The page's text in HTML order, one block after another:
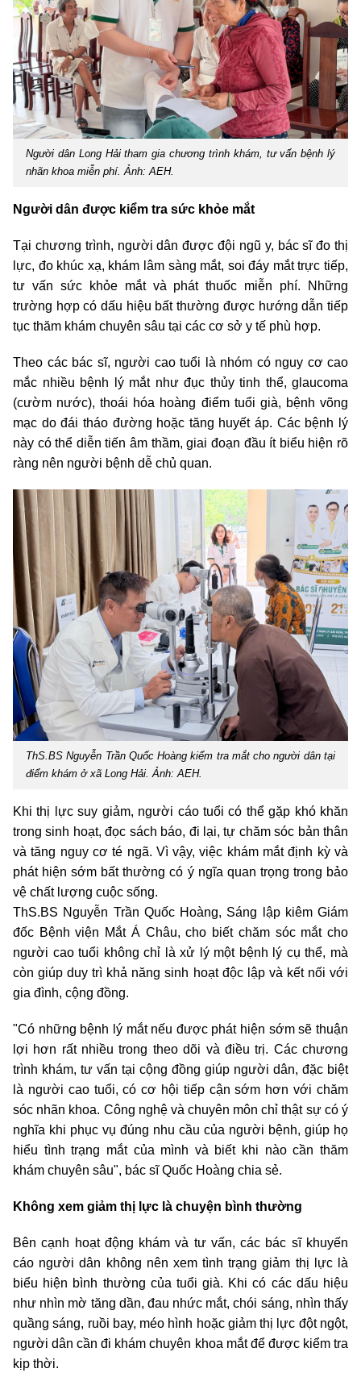
Người dân Long Hải tham gia chương trình khám, tư vấn bệnh lý
nhãn khoa miễn phí. Ảnh: AEH.
Người dân được kiểm tra sức khỏe mắt
Tại chương trình, người dân được đội ngũ y, bác sĩ đo thị
lực, đo khúc xạ, khám lâm sàng mắt, soi đáy mắt trực tiếp,
tư vấn sức khỏe mắt và phát thuốc miễn phí. Những
trường hợp có dấu hiệu bất thường được hướng dẫn tiếp
tục thăm khám chuyên sâu tại các cơ sở y tế phù hợp.
Theo các bác sĩ, người cao tuổi là nhóm có nguy cơ cao
mắc nhiều bệnh lý mắt như đục thủy tinh thể, glaucoma
(cườm nước), thoái hóa hoàng điểm tuổi già, bệnh võng
mạc do đái tháo đường hoặc tăng huyết áp. Các bệnh lý
này có thể diễn tiến âm thầm, giai đoạn đầu ít biểu hiện rõ
ràng nên người bệnh dễ chủ quan.
ThS.BS Nguyễn Trần Quốc Hoàng kiểm tra mắt cho người dân tại
điểm khám ở xã Long Hải. Ảnh: AEH.
Khi thị lực suy giảm, người cáo tuổi có thể gặp khó khăn
trong sinh hoạt, đọc sách báo, đi lại, tự chăm sóc bản thân
và tăng nguy cơ té ngã. Vì vậy, việc khám mắt định kỳ và
phát hiện sớm bất thường có ý ngĩa quan trọng trong bảo
vệ chất lượng cuộc sống.
ThS.BS Nguyễn Trần Quốc Hoàng, Sáng lập kiêm Giám
đốc Bệnh viện Mắt Á Châu, cho biết chăm sóc mắt cho
người cao tuổi không chỉ là xử lý một bệnh lý cụ thể, mà
còn giúp duy trì khả năng sinh hoạt độc lập và kết nối với
gia đình, cộng đồng.
"Có những bệnh lý mắt nếu được phát hiện sớm sẽ thuận
lợi hơn rất nhiều trong theo dõi và điều trị. Các chương
trình khám, tư vấn tại cộng đồng giúp người dân, đặc biệt
là người cao tuổi, có cơ hội tiếp cận sớm hơn với chăm
sóc nhãn khoa. Công nghệ và chuyên môn chỉ thật sự có ý
nghĩa khi phục vụ đúng nhu cầu của người bệnh, giúp họ
hiểu tình trạng mắt của mình và biết khi nào cần thăm
khám chuyên sâu", bác sĩ Quốc Hoàng chia sẻ.
Không xem giảm thị lực là chuyện bình thường
Bên cạnh hoạt động khám và tư vấn, các bác sĩ khuyến
cáo người dân không nên xem tình trạng giảm thị lực là
biểu hiện bình thường của tuổi già. Khi có các dấu hiệu
như nhìn mờ tăng dần, đau nhức mắt, chói sáng, nhìn thấy
quầng sáng, ruồi bay, méo hình hoặc giảm thị lực đột ngột,
người dân cần đi khám chuyên khoa mắt để được kiểm tra
kịp thời.